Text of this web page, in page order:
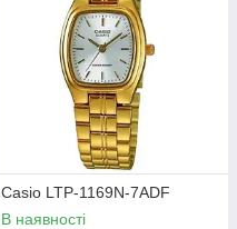
Casio LTP-1169N-7ADF
В наявності